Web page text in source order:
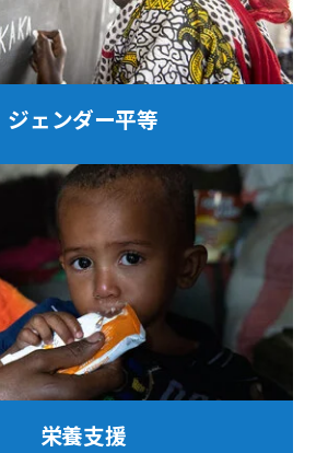
ジェンダー平等
栄養支援